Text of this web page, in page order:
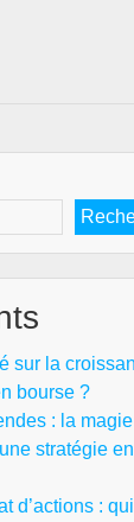
sur la
bourse ?
: la
stratégie
d’actions :